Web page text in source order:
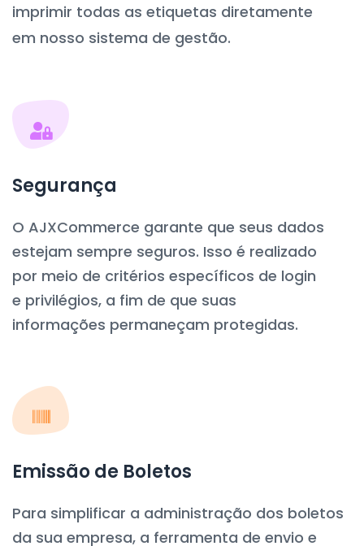
imprimir todas as etiquetas diretamente
em nosso sistema de gestão.
Segurança
O AJXCommerce garante que seus dados
estejam sempre seguros. Isso é realizado
por meio de critérios específicos de login
e privilégios, a fim de que suas
informações permaneçam protegidas.
Emissão de Boletos
Para simplificar a administração dos boletos
da sua empresa, a ferramenta de envio e